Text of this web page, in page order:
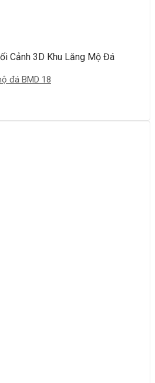
Cảnh 3D Khu Lăng Mộ Đá
đá BMD 18